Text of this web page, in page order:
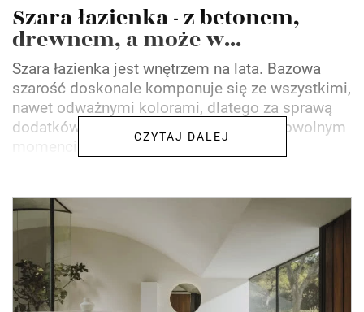
Szara łazienka - z betonem,
drewnem, a może w...
Szara łazienka jest wnętrzem na lata. Bazowa
szarość doskonale komponuje się ze wszystkimi,
nawet odważnymi kolorami, dlatego za sprawą
dodatków i delikatnych modyfikacji w dowolnym
momencie możemy...
CZYTAJ DALEJ